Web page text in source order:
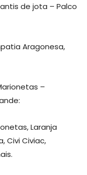
de jota – Palco
Aragonesa,
–
Laranja
Civi Civiac,